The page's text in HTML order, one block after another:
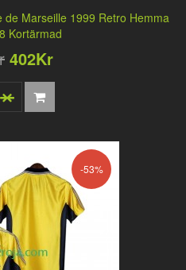
de Marseille 1999 Retro Hemma
Kortärmad
402Kr
-53%